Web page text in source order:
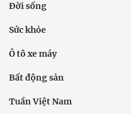
Đời sống
Sức khỏe
Ô tô xe máy
Bất động sản
Tuần Việt Nam